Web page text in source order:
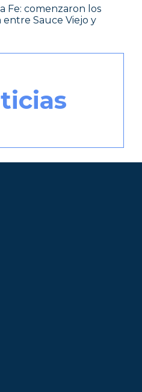
Fe: comenzaron los
Sauce Viejo y